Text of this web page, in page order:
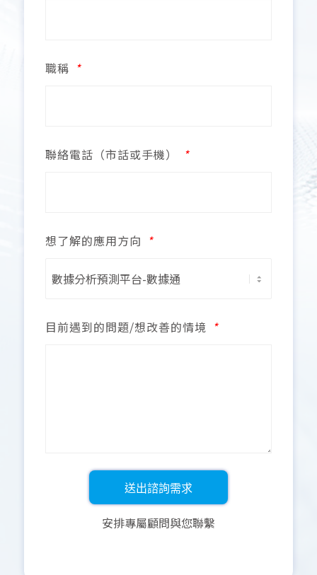
職稱 *
聯絡電話（市話或手機） *
想了解的應用方向 *
目前遇到的問題/想改善的情境 *
安排專屬顧問與您聯繫